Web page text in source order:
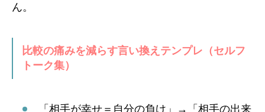
ん。
比較の痛みを減らす言い換えテンプレ（セルフ
トーク集）
「相手が幸せ＝自分の負け」→「相手の出来